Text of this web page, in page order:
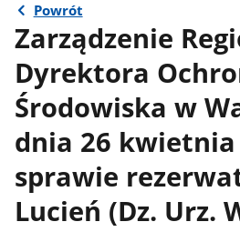
Powrót
Zarządzenie
Dyrektora
Środowiska w
dnia 26 kwietnia
sprawie
Lucień (Dz. Urz.